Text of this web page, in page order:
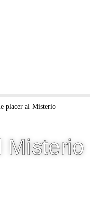
placer al Misterio
Misterio